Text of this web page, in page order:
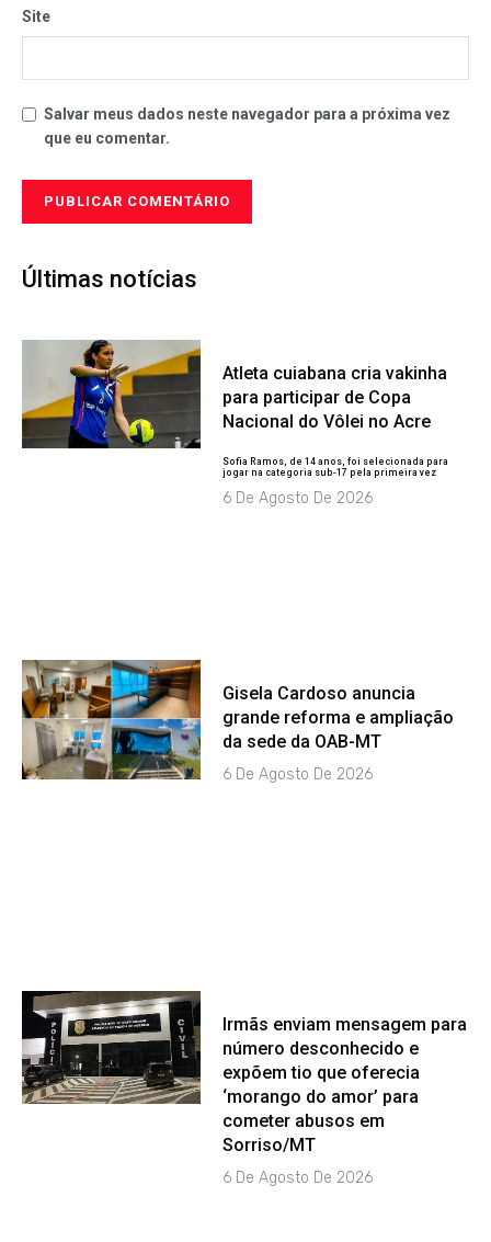
Site
Salvar meus dados neste navegador para a próxima vez
que eu comentar.
Últimas notícias
Atleta cuiabana cria vakinha
para participar de Copa
Nacional do Vôlei no Acre
Sofia Ramos, de 14 anos, foi selecionada para
jogar na categoria sub-17 pela primeira vez
6 De Agosto De 2026
Gisela Cardoso anuncia
grande reforma e ampliação
da sede da OAB-MT
6 De Agosto De 2026
Irmãs enviam mensagem para
número desconhecido e
expõem tio que oferecia
‘morango do amor’ para
cometer abusos em
Sorriso/MT
6 De Agosto De 2026